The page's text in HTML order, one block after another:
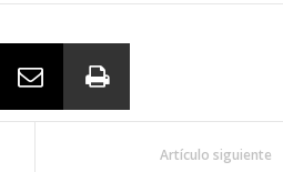
Artículo siguiente